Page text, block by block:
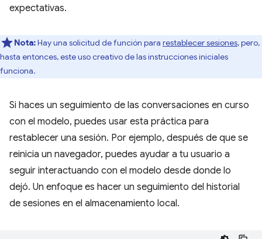
expectativas.
Nota:Hay una solicitud de función para restablecer sesiones, pero,
hasta entonces, este uso creativo de las instrucciones iniciales
funciona.
Si haces un seguimiento de las conversaciones en curso
con el modelo, puedes usar esta práctica para
restablecer una sesión. Por ejemplo, después de que se
reinicia un navegador, puedes ayudar a tu usuario a
seguir interactuando con el modelo desde donde lo
dejó. Un enfoque es hacer un seguimiento del historial
de sesiones en el almacenamiento local.